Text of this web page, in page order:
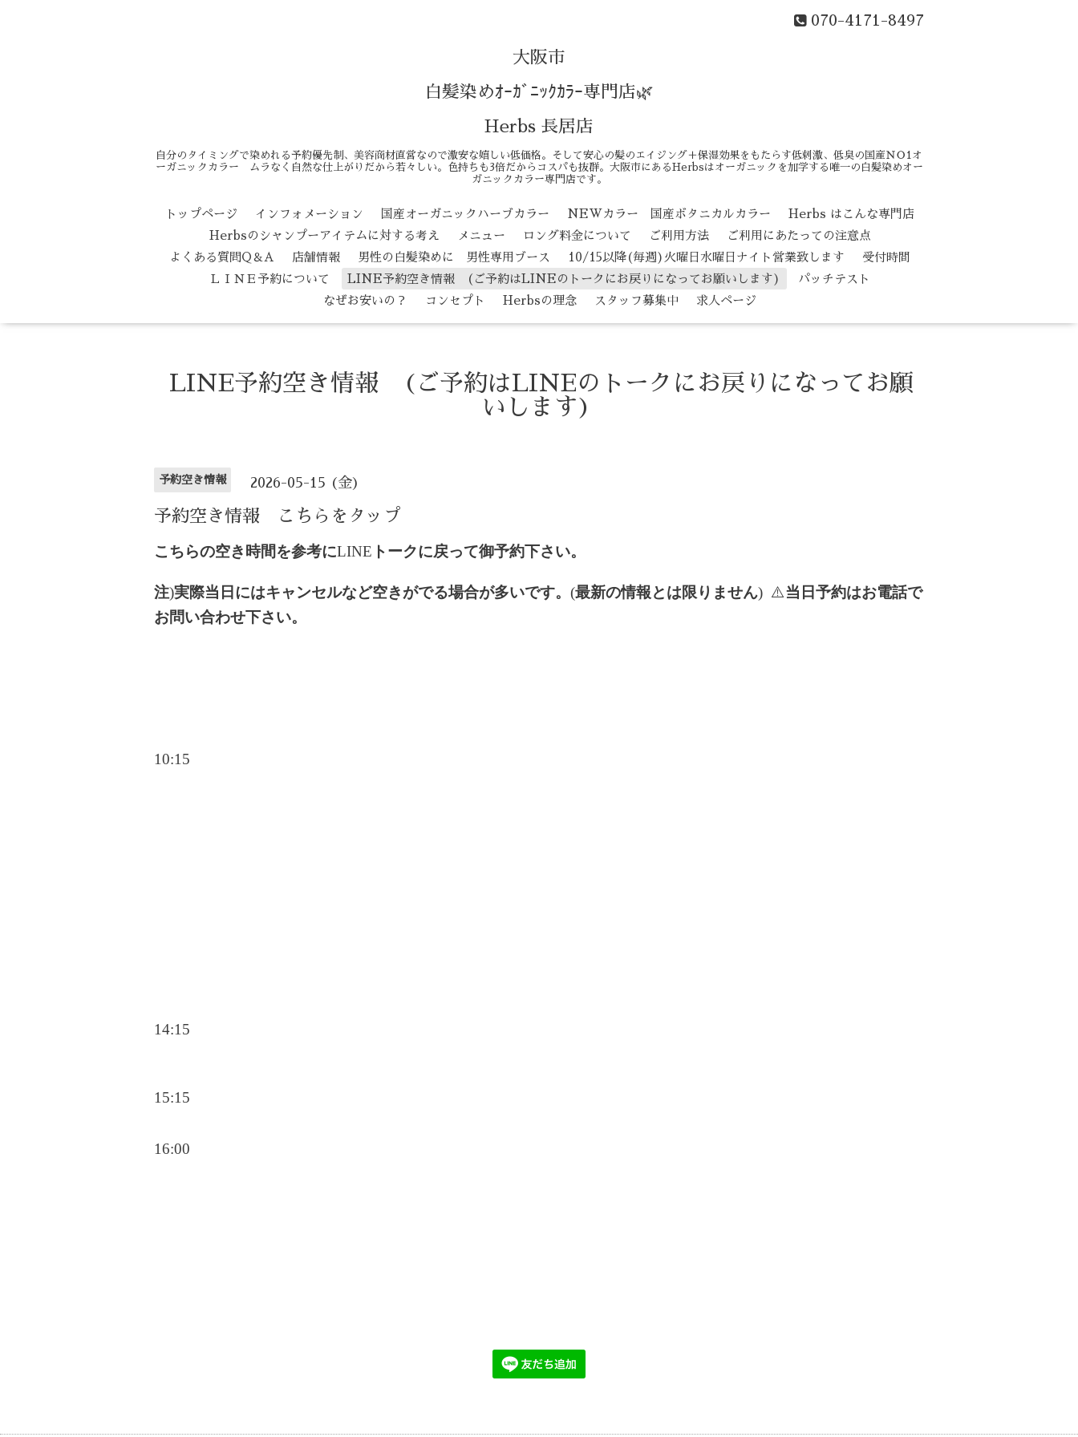
070-4171-8497
大阪市
白髪染めｵｰｶﾞﾆｯｸｶﾗｰ専門店🌿
Herbs 長居店
自分のタイミングで染めれる予約優先制、美容商材直営なので激安な嬉しい低価格。そして安心の髪のエイジング＋保湿効果をもたらす低刺激、低臭の国産ＮＯ1オ
ーガニックカラー ムラなく自然な仕上がりだから若々しい。色持ちも3倍だからコスパも抜群。大阪市にあるHerbsはオーガニックを加学する唯一の白髪染めオー
ガニックカラー専門店です。
トップページ インフォメーション 国産オーガニックハーブカラー NEWカラー 国産ボタニカルカラー
Herbs はこんな専門店
Herbsのシャンプーアイテムに対する考え
メニュー ロング料金について ご利用方法
ご利用にあたっての注意点
よくある質問Q＆A
店舗情報 男性の白髪染めに 男性専用ブース 10/15以降(毎週)火曜日水曜日ナイト営業致します
受付時間
ＬＩＮＥ予約について
LINE予約空き情報 (ご予約はLINEのトークにお戻りになってお願いします)
パッチテスト
なぜお安いの？
コンセプト Herbsの理念 スタッフ募集中 求人ページ
LINE予約空き情報 (ご予約はLINEのトークにお戻りになってお願
いします)
予約空き情報 2026-05-15 (金)
予約空き情報 こちらをタップ
こちらの空き時間を参考にLINE トークに戻って御予約下さい。
注)実際当日にはキャンセルなど空きがでる場合が多いです。 (最新の情報とは限りません) ⚠️当日予約はお電話で
お問い合わせ下さい。
10:15
14:15
15:15
16:00